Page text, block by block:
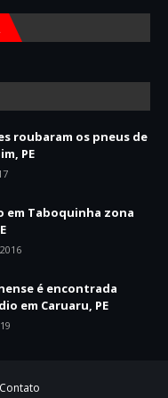
roubaram os pneus de
PE
em Taboquinha zona
é encontrada
em Caruaru, PE
Contato